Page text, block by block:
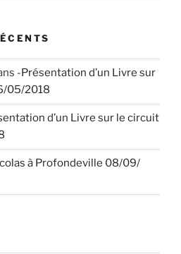
-Présentation d’un Livre sur
05/2018
d’un Livre sur le circuit
à Profondeville 08/09/